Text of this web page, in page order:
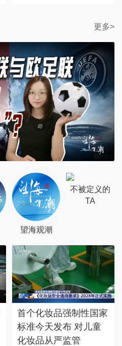
更多>
望海观潮
不被定义的
TA
首个化妆品强制性国家
标准今天发布 对儿童
化妆品从严监管